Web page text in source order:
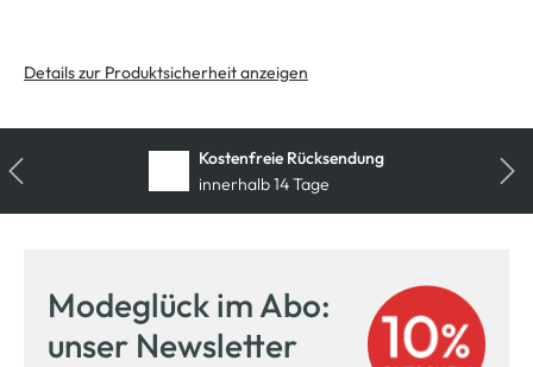
Details zur Produktsicherheit anzeigen
Kostenfreie Rücksendung
innerhalb 14 Tage
Modeglück im Abo:
unser Newsletter